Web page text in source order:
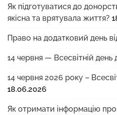
Як підготуватися до
якісна та врятувала життя?
Право на додатковий день
14 червня — Всесвітній день
14 червня 2026 року –
18.06.2026
Як отримати інформацію про